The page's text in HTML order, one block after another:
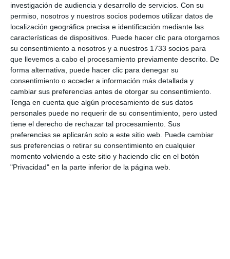
investigación de audiencia y desarrollo de servicios. Con su
permiso, nosotros y nuestros socios podemos utilizar datos de
localización geográfica precisa e identificación mediante las
características de dispositivos. Puede hacer clic para otorgarnos
su consentimiento a nosotros y a nuestros 1733 socios para
que llevemos a cabo el procesamiento previamente descrito. De
forma alternativa, puede hacer clic para denegar su
consentimiento o acceder a información más detallada y
cambiar sus preferencias antes de otorgar su consentimiento.
Tenga en cuenta que algún procesamiento de sus datos
personales puede no requerir de su consentimiento, pero usted
tiene el derecho de rechazar tal procesamiento. Sus
preferencias se aplicarán solo a este sitio web. Puede cambiar
sus preferencias o retirar su consentimiento en cualquier
momento volviendo a este sitio y haciendo clic en el botón
"Privacidad" en la parte inferior de la página web.
persona que las expone y que a través de la
creatividad de la fotografía es capaz de
trasladarnos a todos esos momentos, la verdad es
que tiene todavía más impacto y hace más mella en
el corazón de las personas cuando lo ven”.
La muestra se puede visitar hasta el próximo 29 de
mayo a través de cita previa en el teléfono 653 77
16 25.
Comparte esta noticia desde el siguiente enlace:
https://mijascom.com/?a=38009